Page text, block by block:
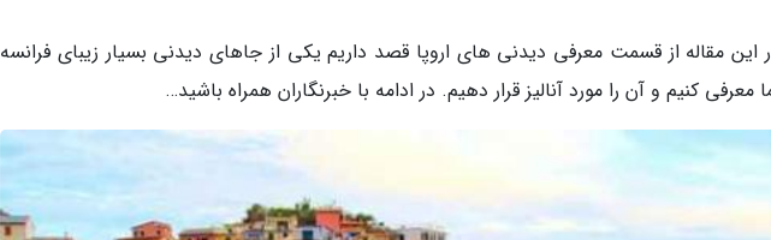
این مقاله از قسمت معرفی دیدنی های اروپا قصد داریم یکی از جاهای دیدنی بسیار زیبای فرانسه
معرفی کنیم و آن را مورد آنالیز قرار دهیم. در ادامه با خبرنگاران همراه باشید…